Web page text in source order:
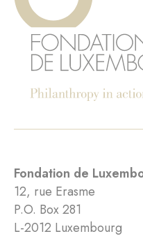
Fondation de
12, rue Erasme
P.O. Box 281
L-2012 Luxembourg